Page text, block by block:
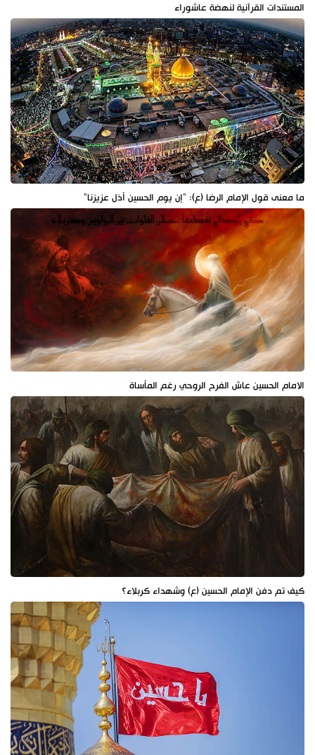
المستندات القرآنية لنهضة عاشوراء
ما معنى قول الإمام الرضا (ع): "إن يوم الحسين أذل عزيزنا"
الامام الحسين عاش الفرح الروحي رغم المأساة
كيف تم دفن الإمام الحسين (ع) وشهداء كربلاء؟